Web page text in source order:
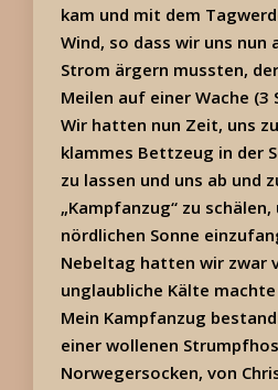
kam und mit dem
Wind, so dass wir uns nun
Strom ärgern mussten,
Meilen auf einer Wache (3
Wir hatten nun Zeit, uns
klammes Bettzeug in der
zu lassen und uns ab und
„Kampfanzug“ zu
nördlichen Sonne
Nebeltag hatten wir zwar
unglaubliche Kälte
Mein Kampfanzug
einer wollenen
Norwegersocken, von